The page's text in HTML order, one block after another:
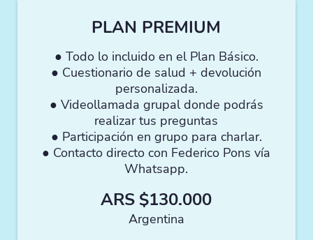
PLAN PREMIUM
● Todo lo incluido en el Plan Básico.
● Cuestionario de salud + devolución
personalizada.
● Videollamada grupal donde podrás
realizar tus preguntas
● Participación en grupo para charlar.
● Contacto directo con Federico Pons vía
Whatsapp.
ARS $130.000
Argentina